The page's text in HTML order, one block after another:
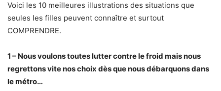
Voici les 10 meilleures illustrations des situations que
seules les filles peuvent connaître et surtout
COMPRENDRE.
1 – Nous voulons toutes lutter contre le froid mais nous
regrettons vite nos choix dès que nous débarquons dans
le métro…